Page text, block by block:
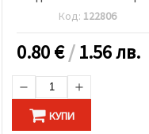
Код: 122806
0.80€/1.56 лв.
КУПИ